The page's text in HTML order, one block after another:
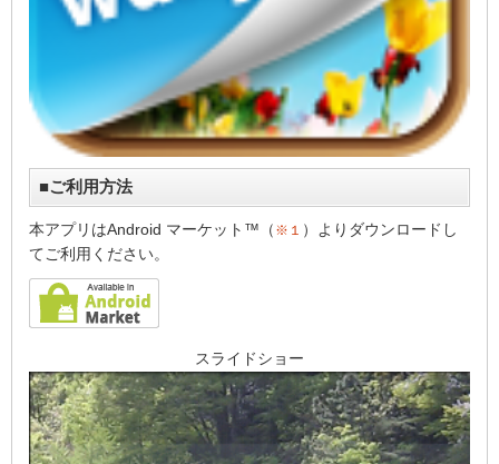
■ご利用方法
本アプリはAndroid マーケット™（ ※１ ）よりダウンロードし
てご利用ください。
スライドショー